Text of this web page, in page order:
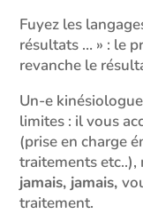
Fuyez les
résultats … » : le
revanche le
Un-e
limites : il vous
(prise en charge
traitements etc..),
jamais, jamais,
traitement.